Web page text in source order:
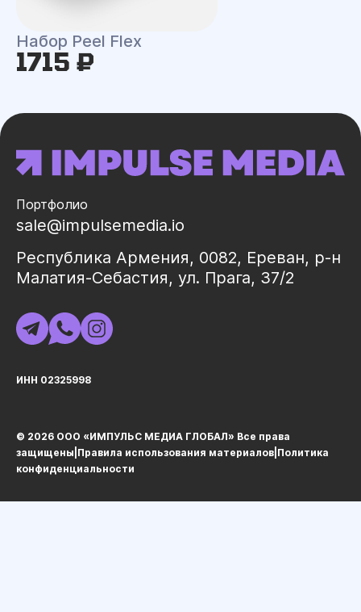
Набор Peel Flex
1715 ₽
Портфолио
sale@impulsemedia.io
Республика Армения, 0082, Ереван, р-н
Малатия-Себастия, ул. Прага, 37/2
ИНН 02325998
© 2026 ООО «ИМПУЛЬС МЕДИА ГЛОБАЛ» Все права
защищеныㅤ|ㅤ Правила использования материалов Политика
конфиденциальности